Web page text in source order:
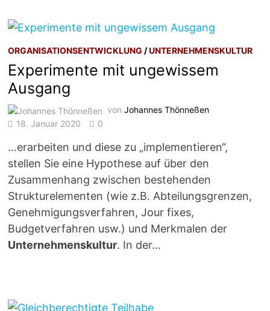
ORGANISATIONSENTWICKLUNG /UNTERNEHMENSKULTUR
Experimente mit ungewissem
Ausgang
vonJohannes Thönneßen
18. Januar 2020
0
…erarbeiten und diese zu „implementieren“,
stellen Sie eine Hypothese auf über den
Zusammenhang zwischen bestehenden
Strukturelementen (wie z.B. Abteilungsgrenzen,
Genehmigungsverfahren, Jour fixes,
Budgetverfahren usw.) und Merkmalen der
Unternehmenskultur. In der…